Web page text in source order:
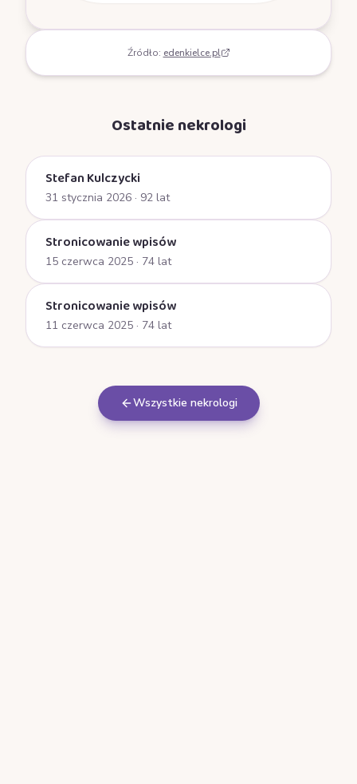
Źródło: edenkielce.pl
Ostatnie nekrologi
Stefan Kulczycki
31 stycznia 2026 · 92 lat
Stronicowanie wpisów
15 czerwca 2025 · 74 lat
Stronicowanie wpisów
11 czerwca 2025 · 74 lat
Wszystkie nekrologi